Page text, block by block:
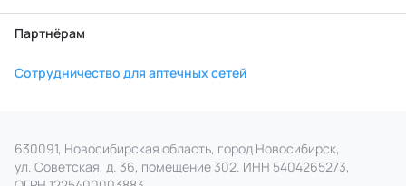
Партнёрам
Сотрудничество для аптечных сетей
630091, Новосибирская область, город Новосибирск,
ул. Советская, д. 36, помещение 302. ИНН 5404265273,